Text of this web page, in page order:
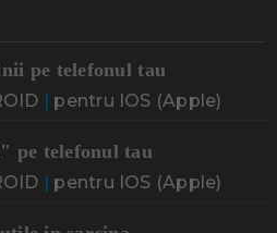
pe telefonul tau
pentru IOS (Apple)
pe telefonul tau
pentru IOS (Apple)